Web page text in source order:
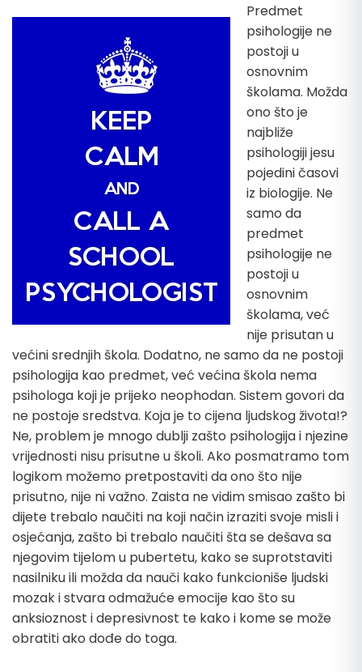
Predmet
psihologije ne
postoji u
osnovnim
školama. Možda
ono što je
najbliže
psihologiji jesu
pojedini časovi
iz biologije. Ne
samo da
predmet
psihologije ne
postoji u
osnovnim
školama, već
nije prisutan u
većini srednjih škola. Dodatno, ne samo da ne postoji
psihologija kao predmet, već većina škola nema
psihologa koji je prijeko neophodan. Sistem govori da
ne postoje sredstva. Koja je to cijena ljudskog života!?
Ne, problem je mnogo dublji zašto psihologija i njezine
vrijednosti nisu prisutne u školi. Ako posmatramo tom
logikom možemo pretpostaviti da ono što nije
prisutno, nije ni važno. Zaista ne vidim smisao zašto bi
dijete trebalo naučiti na koji način izraziti svoje misli i
osjećanja, zašto bi trebalo naučiti šta se dešava sa
njegovim tijelom u pubertetu, kako se suprotstaviti
nasilniku ili možda da nauči kako funkcioniše ljudski
mozak i stvara odmažuće emocije kao što su
anksioznost i depresivnost te kako i kome se može
obratiti ako dođe do toga.